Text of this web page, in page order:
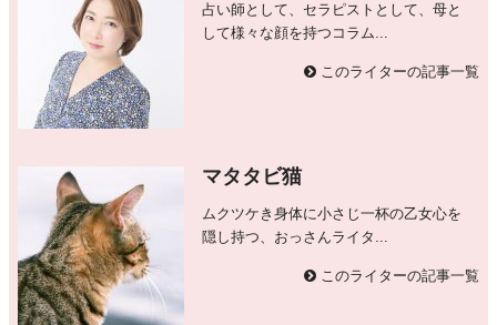
占い師として、セラピストとして、母と
して様々な顔を持つコラム...
このライターの記事一覧
マタタビ猫
ムクツケき身体に小さじ一杯の乙女心を
隠し持つ、おっさんライタ...
このライターの記事一覧